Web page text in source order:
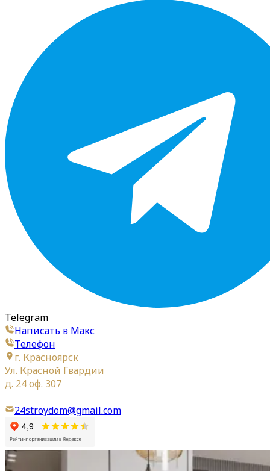
Telegram
Написать в Макс
Телефон
г. Красноярск
Ул. Красной Гвардии
д. 24 оф. 307
24stroydom@gmail.com